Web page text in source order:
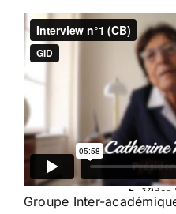
Groupe Inter-